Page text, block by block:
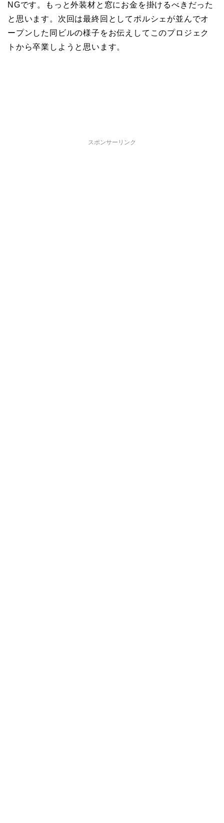
NGです。もっと外装材と窓にお金を掛けるべきだった
と思います。次回は最終回としてポルシェが並んでオ
ープンした同ビルの様子をお伝えしてこのプロジェク
トから卒業しようと思います。
スポンサーリンク